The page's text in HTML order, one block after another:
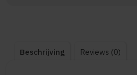
Beschrijving Reviews (0)